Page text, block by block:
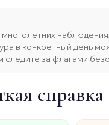
в конкретный день
за флагами
справка